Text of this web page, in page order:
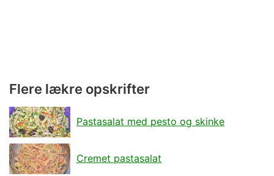
Flere lækre opskrifter
Pastasalat med pesto og skinke
Cremet pastasalat